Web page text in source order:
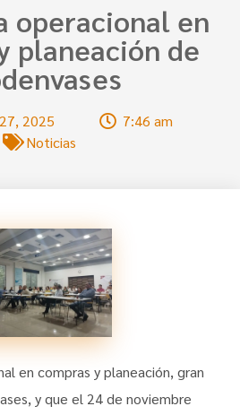
operacional en
planeación de
2025
7:46 am
Noticias
en compras y planeación, gran
y que el 24 de noviembre